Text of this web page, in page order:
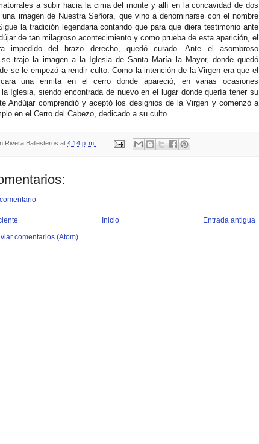
a subir hacia la cima del monte y allí en la concavidad de dos
una imagen de Nuestra Señora, que vino a denominarse con el nombre
la tradición legendaria contando que para que diera testimonio ante
de tan milagroso acontecimiento y como prueba de esta aparición, el
impedido del brazo derecho, quedó curado. Ante el asombroso
se trajo la imagen a la Iglesia de Santa María la Mayor, donde quedó
se le empezó a rendir culto. Como la intención de la Virgen era que el
una ermita en el cerro donde apareció, en varias ocasiones
Iglesia, siendo encontrada de nuevo en el lugar donde quería tener su
Andújar comprendió y aceptó los designios de la Virgen y comenzó a
en el Cerro del Cabezo, dedicado a su culto.
Rivera Ballesteros at 4:14 p. m.
Entrada antigua
Inicio
comentarios (Atom)